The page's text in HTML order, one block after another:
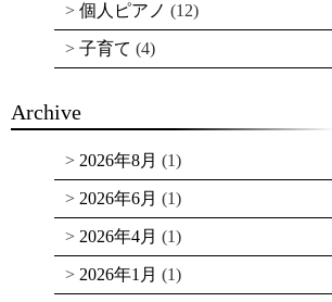
個人ピアノ (12)
子育て (4)
Archive
2026年8月 (1)
2026年6月 (1)
2026年4月 (1)
2026年1月 (1)